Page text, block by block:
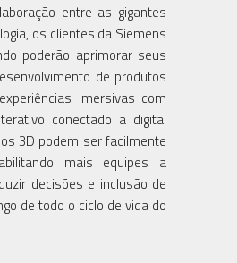
entre as gigantes
os clientes da Siemens
poderão aprimorar seus
de produtos
imersivas com
conectado a digital
3D podem ser facilmente
mais equipes a
decisões e inclusão de
de todo o ciclo de vida do